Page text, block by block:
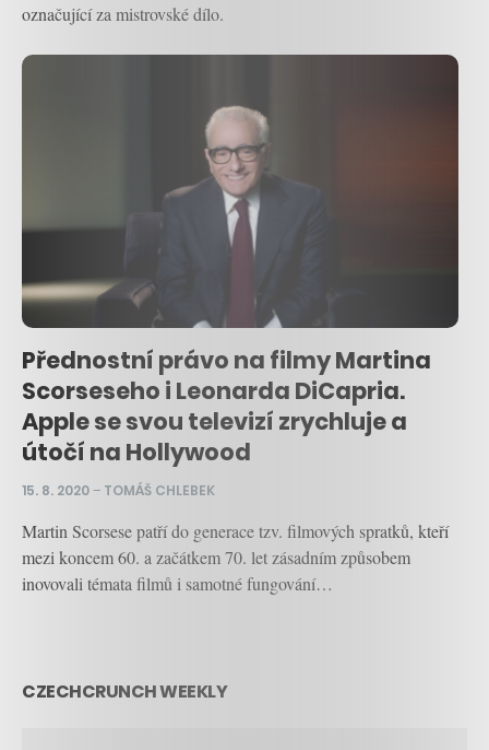
označující za mistrovské dílo.
Přednostní právo na filmy Martina
Scorseseho i Leonarda DiCapria.
Apple se svou televizí zrychluje a
útočí na Hollywood
15. 8. 2020– TOMÁŠ CHLEBEK
Martin Scorsese patří do generace tzv. filmových spratků, kteří
mezi koncem 60. a začátkem 70. let zásadním způsobem
inovovali témata filmů i samotné fungování…
CZECHCRUNCH WEEKLY